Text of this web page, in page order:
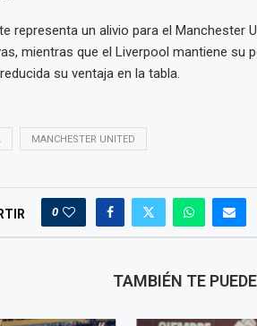
representa un alivio para el Manchester
mientras que el Liverpool mantiene su
su ventaja en la tabla.
MANCHESTER UNITED
0
TAMBIÉN TE